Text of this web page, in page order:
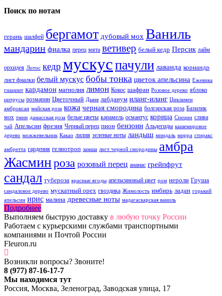
Поиск по нотам
герань шалфей бергамот дубовый мох Ваниль
мандарин фиалка перец мята ветивер белый кедр Персик лайм
орхидея Лотос кедр мускуспачули лаванда кориандр
лист фиалки белый мускус бобы тонка цветок апельсина Ежевика
гиацинт кардамон магнолия лимон Кокос шафран Розовое дерево яблоко
цитрусы розмарин Цветочный Дыня лабданум иланг-иланг Цикламен
амброксан майская роза кожа черная смородина болгарская роза Базилик
мох тмин дамасская роза белые цветы карамель османтус корица Специи слива
чай Апельсин фрезия Черный перец пион бензоин Альдегиды кашемировое
дерево можжевельник Какао лилия зеленые ноты ландыш миндаль мирра стиракс
амбретта гардения гелиотроп замша лист черной смородины амбра
Жасминроза розовый перец ананас грейпфрут
сандал тубероза красные ягоды апельсиновый цвет ром нероли Груша
сандаловое дерево мускатный орех гвоздика Жимолость имбирь ладан горький
апельсин ирис малина древесные ноты мадагаскарская ваниль
Подробнее
Выполняем быструю доставку в любую точку России
Работаем с курьерскими службами транспортными
компаниями и Почтой России
Fleuron.ru
Возникли вопросы? Звоните!
8 (977) 87-16-17-7
Мы находимся тут
Россия, Москва, Зеленоград, Заводская улица, 17